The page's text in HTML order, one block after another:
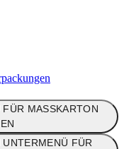
MASSKARTON
UNTERMENÜ FÜR